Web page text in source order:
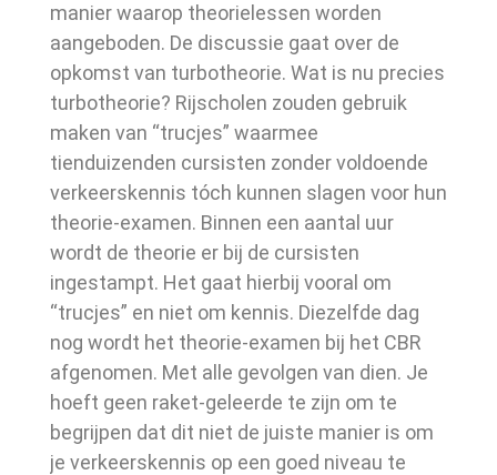
manier waarop theorielessen worden
aangeboden. De discussie gaat over de
opkomst van turbotheorie. Wat is nu precies
turbotheorie? Rijscholen zouden gebruik
maken van “trucjes” waarmee
tienduizenden cursisten zonder voldoende
verkeerskennis tóch kunnen slagen voor hun
theorie-examen. Binnen een aantal uur
wordt de theorie er bij de cursisten
ingestampt. Het gaat hierbij vooral om
“trucjes” en niet om kennis. Diezelfde dag
nog wordt het theorie-examen bij het CBR
afgenomen. Met alle gevolgen van dien. Je
hoeft geen raket-geleerde te zijn om te
begrijpen dat dit niet de juiste manier is om
je verkeerskennis op een goed niveau te